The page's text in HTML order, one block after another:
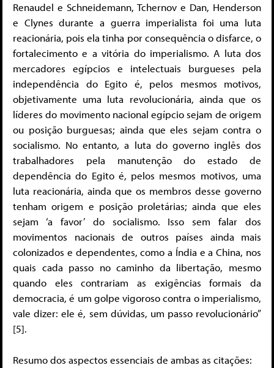
Renaudel e Schneidemann, Tchernov e Dan, Henderson
e Clynes durante a guerra imperialista foi uma luta
reacionária, pois ela tinha por consequência o disfarce, o
fortalecimento e a vitória do imperialismo. A luta dos
mercadores egípcios e intelectuais burgueses pela
independência do Egito é, pelos mesmos motivos,
objetivamente uma luta revolucionária, ainda que os
líderes do movimento nacional egípcio sejam de origem
ou posição burguesas; ainda que eles sejam contra o
socialismo. No entanto, a luta do governo inglês dos
trabalhadores pela manutenção do estado de
dependência do Egito é, pelos mesmos motivos, uma
luta reacionária, ainda que os membros desse governo
tenham origem e posição proletárias; ainda que eles
sejam ‘a favor’ do socialismo. Isso sem falar dos
movimentos nacionais de outros países ainda mais
colonizados e dependentes, como a Índia e a China, nos
quais cada passo no caminho da libertação, mesmo
quando eles contrariam as exigências formais da
democracia, é um golpe vigoroso contra o imperialismo,
vale dizer: ele é, sem dúvidas, um passo revolucionário”
[5].
Resumo dos aspectos essenciais de ambas as citações: